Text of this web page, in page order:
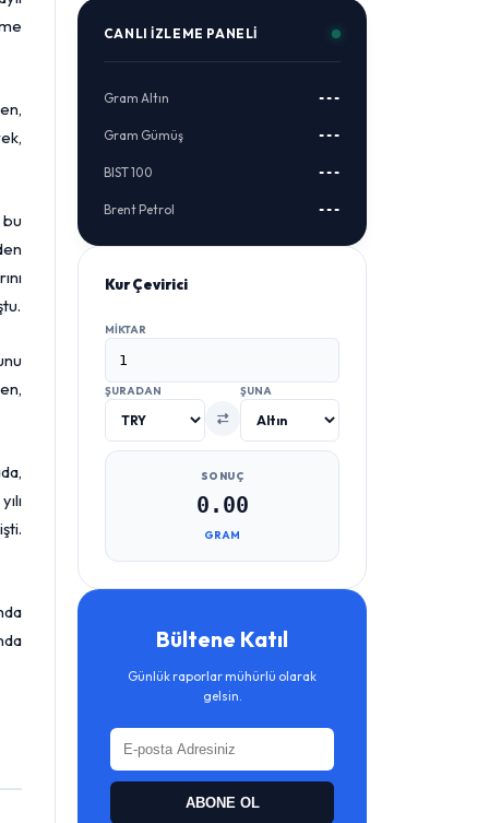
bu
CANLI İZLEME PANELI
Gram Altın ---
Gram Gümüş ---
BIST 100 ---
Brent Petrol ---
Kur Çevirici
MIKTAR
ŞURADAN ŞUNA
SONUÇ
0.00
GRAM
Bültene Katıl
Günlük raporlar mühürlü olarak
gelsin.
ABONE OL